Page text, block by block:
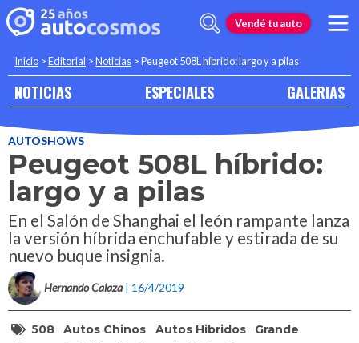
Vendé tu auto
Inicio >Editorial >Noticias >Peugeot 508L híbrido: largo y a pilas
NOTICIAS ESPECIALES GALERIAS
AUTOSHOWS
Peugeot 508L híbrido:
largo y a pilas
En el Salón de Shanghai el león rampante lanza
la versión híbrida enchufable y estirada de su
nuevo buque insignia.
Hernando Calaza | 16/4/2019
508 Autos Chinos Autos Hibridos
Grande